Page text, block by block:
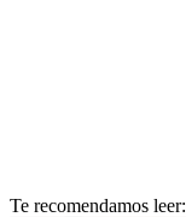
Te recomendamos leer: